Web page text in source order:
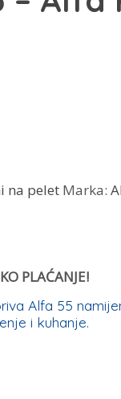
na pelet Marka:
PLAĆANJE!
Alfa 55
i kuhanje.